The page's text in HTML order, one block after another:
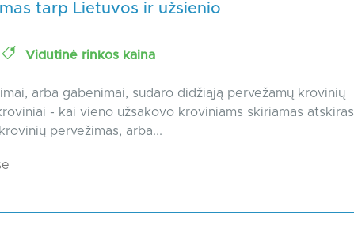
tarp Lietuvos ir užsienio
Vidutinė rinkos kaina
arba gabenimai, sudaro didžiąją pervežamų krovinių
- kai vieno užsakovo kroviniams skiriamas atskiras
pervežimas, arba...